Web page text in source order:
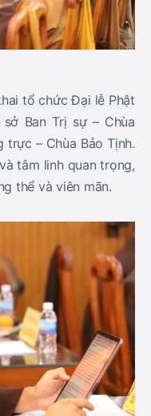
tổ chức Đại lễ Phật
Ban Trị sự – Chùa
trực – Chùa Bảo Tịnh.
tâm linh quan trọng,
thể và viên mãn.